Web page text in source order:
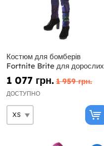
Костюм для бомберів
Fortnite Brite для дорослих
1 077 грн. 1 959 грн.
ДОСТУПНО